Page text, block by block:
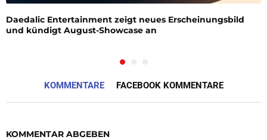
Daedalic Entertainment zeigt neues Erscheinungsbild
und kündigt August-Showcase an
KOMMENTARE FACEBOOK KOMMENTARE
KOMMENTAR ABGEBEN